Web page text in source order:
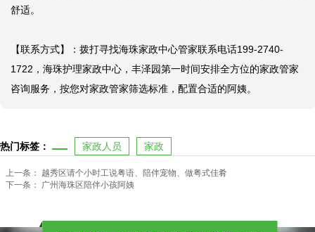
舒适。
【联系方式】：拨打寻找海珠家政中心管家联系电话199-2740-
1722，海珠护理家政中心，丰泽园第一时间安排全方位的家政管家
咨询服务，按您对家政管家筛选标准，配置合适的阿姨。
热门标签： 家政人员 家政
上一条：
越秀区请个小时工说粤语、陪伴宠物、做粤式佳肴
下一条：
广州海珠区陪伴小孩阿姨